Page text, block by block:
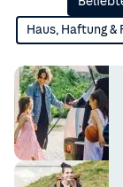
Haus, Haftung &